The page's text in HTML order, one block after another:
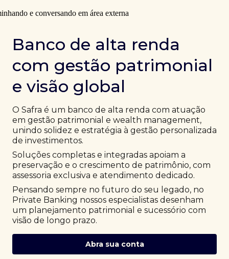
Banco de alta renda
com gestão patrimonial
e visão global
O Safra é um banco de alta renda com atuação
em gestão patrimonial e wealth management,
unindo solidez e estratégia à gestão personalizada
de investimentos.
Soluções completas e integradas apoiam a
preservação e o crescimento de patrimônio, com
assessoria exclusiva e atendimento dedicado.
Pensando sempre no futuro do seu legado, no
Private Banking nossos especialistas desenham
um planejamento patrimonial e sucessório com
visão de longo prazo.
Abra sua conta